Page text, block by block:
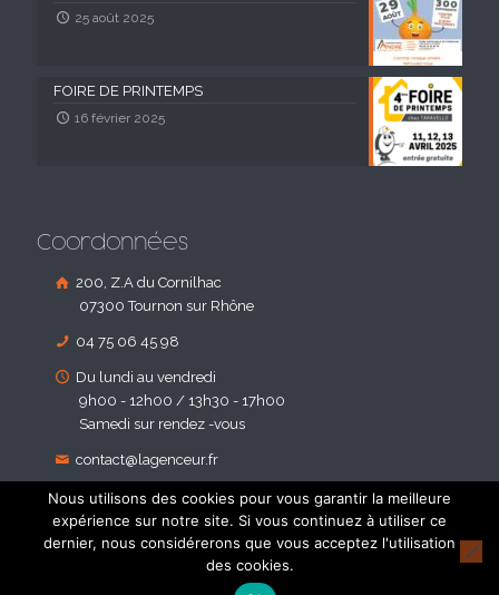
25 août 2025
FOIRE DE PRINTEMPS
16 février 2025
Coordonnées
200, Z.A du Cornilhac
07300 Tournon sur Rhône
04 75 06 45 98
Du lundi au vendredi
9h00 - 12h00 / 13h30 - 17h00
Samedi sur rendez -vous
contact@lagenceur.fr
© 2018 Agenceur d'Habitat. Tous droites réservés - Réalisé par
Nous utilisons des cookies pour vous garantir la meilleure
expérience sur notre site. Si vous continuez à utiliser ce
dernier, nous considérerons que vous acceptez l'utilisation
des cookies.